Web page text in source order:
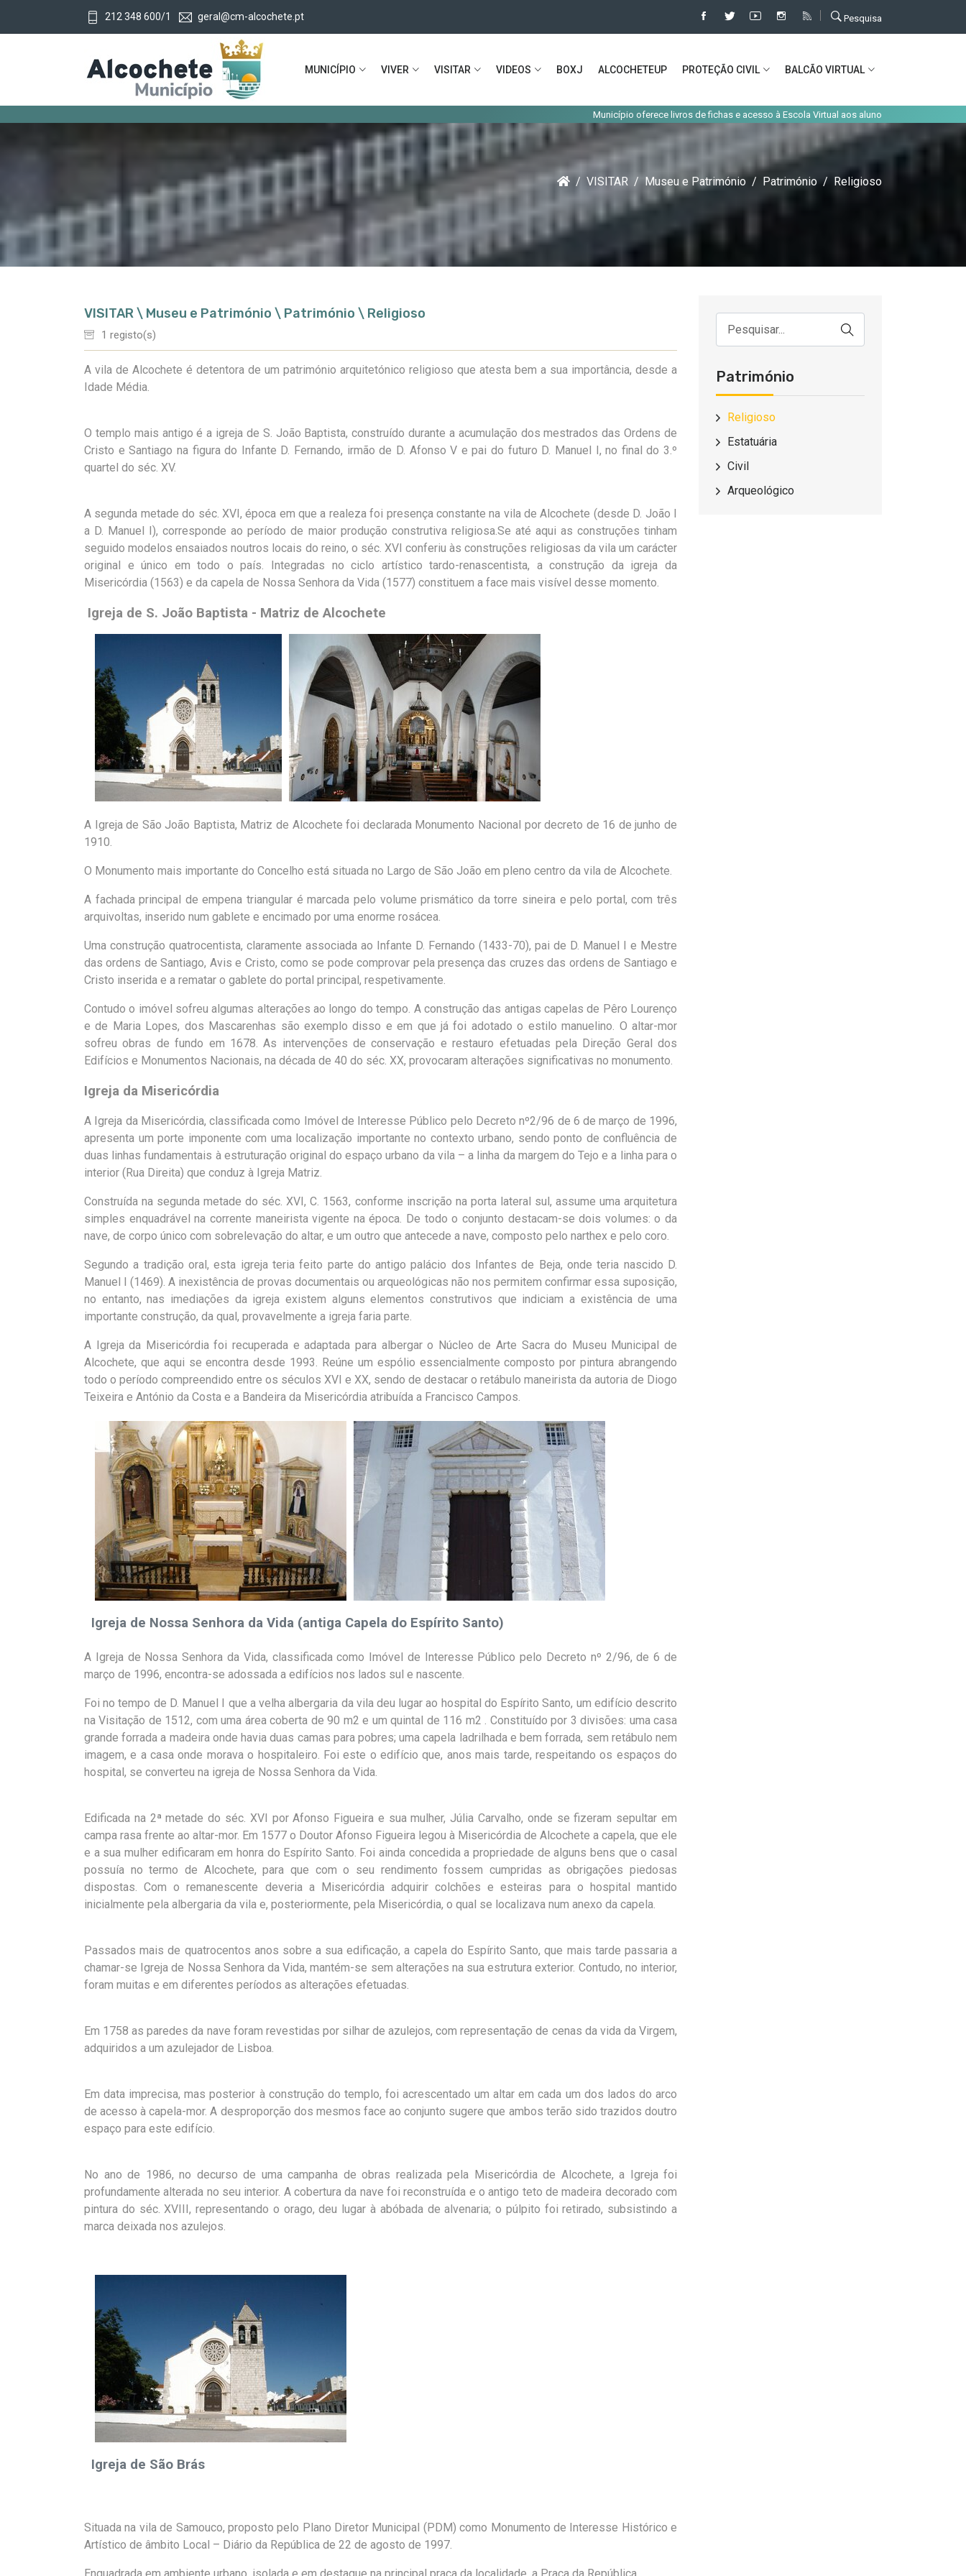
212 348 600/1 geral@cm-alcochete.pt Pesquisa
MUNICÍPIO VIVER VISITAR VIDEOS BOXJ ALCOCHETEUP PROTEÇÃO CIVIL BALCÃO VIRTUAL
Município oferece livros de fichas e acesso à Escola Virtual aos alunos do concelho
VISITAR Museu e Património Património Religioso
VISITAR \ Museu e Património \ Património \ Religioso
1 registo(s)
A vila de Alcochete é detentora de um património arquitetónico religioso que atesta bem a sua importância, desde a
Idade Média.
O templo mais antigo é a igreja de S. João Baptista, construído durante a acumulação dos mestrados das Ordens de
Cristo e Santiago na figura do Infante D. Fernando, irmão de D. Afonso V e pai do futuro D. Manuel I, no final do 3.º
quartel do séc. XV.
A segunda metade do séc. XVI, época em que a realeza foi presença constante na vila de Alcochete (desde D. João I
a D. Manuel I), corresponde ao período de maior produção construtiva religiosa.Se até aqui as construções tinham
seguido modelos ensaiados noutros locais do reino, o séc. XVI conferiu às construções religiosas da vila um carácter
original e único em todo o país. Integradas no ciclo artístico tardo-renascentista, a construção da igreja da
Misericórdia (1563) e da capela de Nossa Senhora da Vida (1577) constituem a face mais visível desse momento.
Igreja de S. João Baptista - Matriz de Alcochete
A Igreja de São João Baptista, Matriz de Alcochete foi declarada Monumento Nacional por decreto de 16 de junho de
1910.
O Monumento mais importante do Concelho está situada no Largo de São João em pleno centro da vila de Alcochete.
A fachada principal de empena triangular é marcada pelo volume prismático da torre sineira e pelo portal, com três
arquivoltas, inserido num gablete e encimado por uma enorme rosácea.
Uma construção quatrocentista, claramente associada ao Infante D. Fernando (1433-70), pai de D. Manuel I e Mestre
das ordens de Santiago, Avis e Cristo, como se pode comprovar pela presença das cruzes das ordens de Santiago e
Cristo inserida e a rematar o gablete do portal principal, respetivamente.
Contudo o imóvel sofreu algumas alterações ao longo do tempo. A construção das antigas capelas de Pêro Lourenço
e de Maria Lopes, dos Mascarenhas são exemplo disso e em que já foi adotado o estilo manuelino. O altar-mor
sofreu obras de fundo em 1678. As intervenções de conservação e restauro efetuadas pela Direção Geral dos
Edifícios e Monumentos Nacionais, na década de 40 do séc. XX, provocaram alterações significativas no monumento.
Igreja da Misericórdia
A Igreja da Misericórdia, classificada como Imóvel de Interesse Público pelo Decreto nº2/96 de 6 de março de 1996,
apresenta um porte imponente com uma localização importante no contexto urbano, sendo ponto de confluência de
duas linhas fundamentais à estruturação original do espaço urbano da vila – a linha da margem do Tejo e a linha para o
interior (Rua Direita) que conduz à Igreja Matriz.
Construída na segunda metade do séc. XVI, C. 1563, conforme inscrição na porta lateral sul, assume uma arquitetura
simples enquadrável na corrente maneirista vigente na época. De todo o conjunto destacam-se dois volumes: o da
nave, de corpo único com sobrelevação do altar, e um outro que antecede a nave, composto pelo narthex e pelo coro.
Segundo a tradição oral, esta igreja teria feito parte do antigo palácio dos Infantes de Beja, onde teria nascido D.
Manuel I (1469). A inexistência de provas documentais ou arqueológicas não nos permitem confirmar essa suposição,
no entanto, nas imediações da igreja existem alguns elementos construtivos que indiciam a existência de uma
importante construção, da qual, provavelmente a igreja faria parte.
A Igreja da Misericórdia foi recuperada e adaptada para albergar o Núcleo de Arte Sacra do Museu Municipal de
Alcochete, que aqui se encontra desde 1993. Reúne um espólio essencialmente composto por pintura abrangendo
todo o período compreendido entre os séculos XVI e XX, sendo de destacar o retábulo maneirista da autoria de Diogo
Teixeira e António da Costa e a Bandeira da Misericórdia atribuída a Francisco Campos.
Igreja de Nossa Senhora da Vida (antiga Capela do Espírito Santo)
A Igreja de Nossa Senhora da Vida, classificada como Imóvel de Interesse Público pelo Decreto nº 2/96, de 6 de
março de 1996, encontra-se adossada a edifícios nos lados sul e nascente.
Foi no tempo de D. Manuel I que a velha albergaria da vila deu lugar ao hospital do Espírito Santo, um edifício descrito
na Visitação de 1512, com uma área coberta de 90 m2 e um quintal de 116 m2 . Constituído por 3 divisões: uma casa
grande forrada a madeira onde havia duas camas para pobres; uma capela ladrilhada e bem forrada, sem retábulo nem
imagem, e a casa onde morava o hospitaleiro. Foi este o edifício que, anos mais tarde, respeitando os espaços do
hospital, se converteu na igreja de Nossa Senhora da Vida.
Edificada na 2ª metade do séc. XVI por Afonso Figueira e sua mulher, Júlia Carvalho, onde se fizeram sepultar em
campa rasa frente ao altar-mor. Em 1577 o Doutor Afonso Figueira legou à Misericórdia de Alcochete a capela, que ele
e a sua mulher edificaram em honra do Espírito Santo. Foi ainda concedida a propriedade de alguns bens que o casal
possuía no termo de Alcochete, para que com o seu rendimento fossem cumpridas as obrigações piedosas
dispostas. Com o remanescente deveria a Misericórdia adquirir colchões e esteiras para o hospital mantido
inicialmente pela albergaria da vila e, posteriormente, pela Misericórdia, o qual se localizava num anexo da capela.
Passados mais de quatrocentos anos sobre a sua edificação, a capela do Espírito Santo, que mais tarde passaria a
chamar-se Igreja de Nossa Senhora da Vida, mantém-se sem alterações na sua estrutura exterior. Contudo, no interior,
foram muitas e em diferentes períodos as alterações efetuadas.
Em 1758 as paredes da nave foram revestidas por silhar de azulejos, com representação de cenas da vida da Virgem,
adquiridos a um azulejador de Lisboa.
Em data imprecisa, mas posterior à construção do templo, foi acrescentado um altar em cada um dos lados do arco
de acesso à capela-mor. A desproporção dos mesmos face ao conjunto sugere que ambos terão sido trazidos doutro
espaço para este edifício.
No ano de 1986, no decurso de uma campanha de obras realizada pela Misericórdia de Alcochete, a Igreja foi
profundamente alterada no seu interior. A cobertura da nave foi reconstruída e o antigo teto de madeira decorado com
pintura do séc. XVIII, representando o orago, deu lugar à abóbada de alvenaria; o púlpito foi retirado, subsistindo a
marca deixada nos azulejos.
Igreja de São Brás
Situada na vila de Samouco, proposto pelo Plano Diretor Municipal (PDM) como Monumento de Interesse Histórico e
Artístico de âmbito Local – Diário da República de 22 de agosto de 1997.
Património
Religioso
Estatuária
Civil
Arqueológico